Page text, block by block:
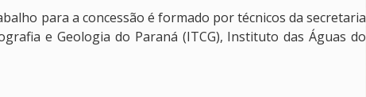
para a concessão é formado por técnicos da secretaria
e Geologia do Paraná (ITCG), Instituto das Águas do